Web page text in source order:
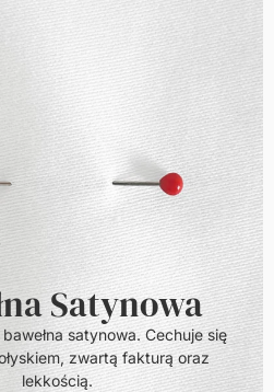
Satynowa
satynowa. Cechuje się
zwartą fakturą oraz
lekkością.